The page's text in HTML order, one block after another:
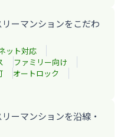
ーマンションをこだわ
ット対応
ファミリー向け
オートロック
ーマンションを沿線・